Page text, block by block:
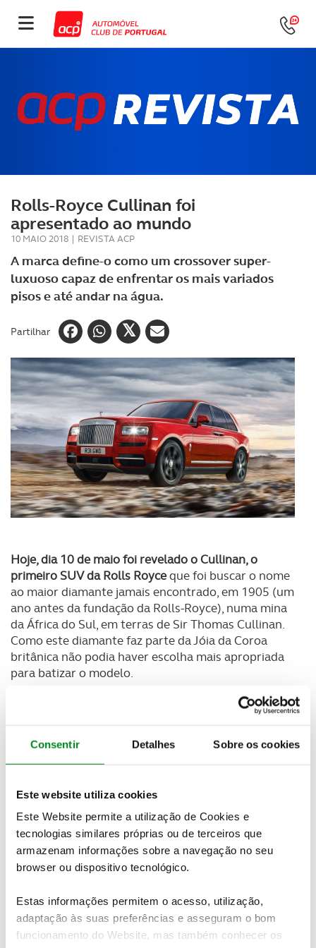
Consentir Detalhes Sobre os cookies
Este website utiliza cookies
Este Website permite a utilização de Cookies e
tecnologias similares próprias ou de terceiros que
armazenam informações sobre a navegação no seu
browser ou dispositivo tecnológico.
Estas informações permitem o acesso, utilização,
adaptação às suas preferências e asseguram o bom
funcionamento do Website, mas também conhecer os
Rolls-Royce Cullinan foi
apresentado ao mundo
10 MAIO 2018 | REVISTA ACP
A marca define-o como um crossover super-
luxuoso capaz de enfrentar os mais variados
pisos e até andar na água.
Partilhar
Hoje, dia 10 de maio foi revelado o Cullinan, o
primeiro SUV da Rolls Royceque foi buscar o nome
ao maior diamante jamais encontrado, em 1905 (um
ano antes da fundação da Rolls-Royce), numa mina
da África do Sul, em terras de Sir Thomas Cullinan.
Como este diamante faz parte da Jóia da Coroa
britânica não podia haver escolha mais apropriada
para batizar o modelo.
Este crossover super-luxuoso preparado para todo
o tipo de pisos, até para andar em águas até 54 cm
de profundidade, está equipado com um bloco V12